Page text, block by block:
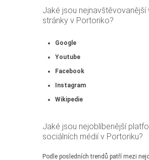
Jaké jsou nejnavštěvovanější
stránky v Portoriko?
Google
Youtube
Facebook
Instagram
Wikipedie
Jaké jsou nejoblíbenější
sociálních médií v Portoriku?
Podle posledních trendů patří mezi